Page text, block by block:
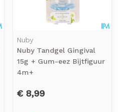
Nuby
Nuby Tandgel Gingival
15g + Gum-eez Bijtfiguur
4m+
€ 8,99